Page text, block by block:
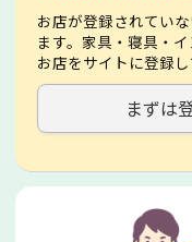
お店が登録されてい
ます。家具・寝具・
お店をサイトに登録
まずは